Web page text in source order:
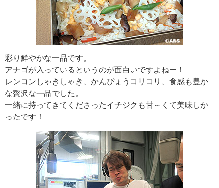
彩り鮮やかな一品です。
アナゴが入っているというのが面白いですよねー！
レンコンしゃきしゃき、かんぴょうコリコリ、食感も豊か
な贅沢な一品でした。
一緒に持ってきてくださったイチジクも甘～くて美味しか
ったです！